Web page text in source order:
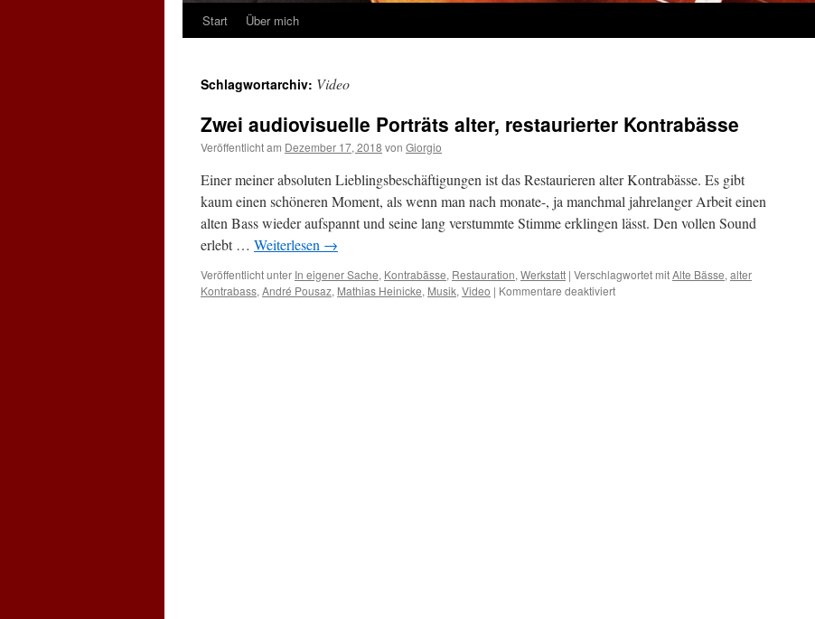
Start Über mich
Schlagwortarchiv: Video
Zwei audiovisuelle Porträts alter, restaurierter Kontrabässe
Veröffentlicht am Dezember 17, 2018 von Giorgio
Einer meiner absoluten Lieblingsbeschäftigungen ist das Restaurieren alter Kontrabässe. Es gibt
kaum einen schöneren Moment, als wenn man nach monate-, ja manchmal jahrelanger Arbeit einen
alten Bass wieder aufspannt und seine lang verstummte Stimme erklingen lässt. Den vollen Sound
erlebt … Weiterlesen →
Veröffentlicht unter In eigener Sache, Kontrabässe, Restauration, Werkstatt | Verschlagwortet mitAlte Bässe, alter
Kontrabass, André Pousaz, Mathias Heinicke, Musik, Video | Kommentare deaktiviertfür